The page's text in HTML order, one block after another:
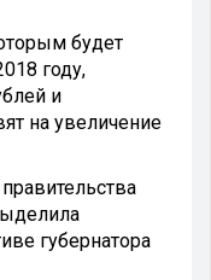
будет
году,
и
на увеличение
губернатора